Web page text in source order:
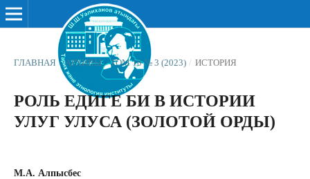
ГЛАВНАЯ / АРХИВЫ / ТОМ 10 № 3 (2023) / ИСТОРИЯ
РОЛЬ ЕДИГЕ БИ В ИСТОРИИ
УЛУГ УЛУСА (ЗОЛОТОЙ ОРДЫ)
М.А. Алпысбес